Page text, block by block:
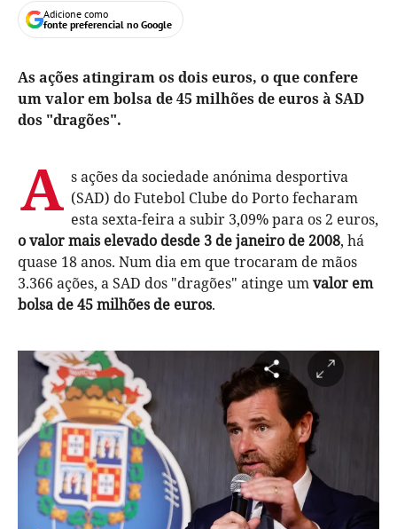
Adicione como
fonte preferencial no Google
As ações atingiram os dois euros, o que confere
um valor em bolsa de 45 milhões de euros à SAD
dos "dragões".
A s ações da sociedade anónima desportiva
(SAD) do Futebol Clube do Porto fecharam
esta sexta-feira a subir 3,09% para os 2 euros,
o valor mais elevado desde 3 de janeiro de 2008, há
quase 18 anos. Num dia em que trocaram de mãos
3.366 ações, a SAD dos "dragões" atinge umvalor em
bolsa de 45 milhões de euros.